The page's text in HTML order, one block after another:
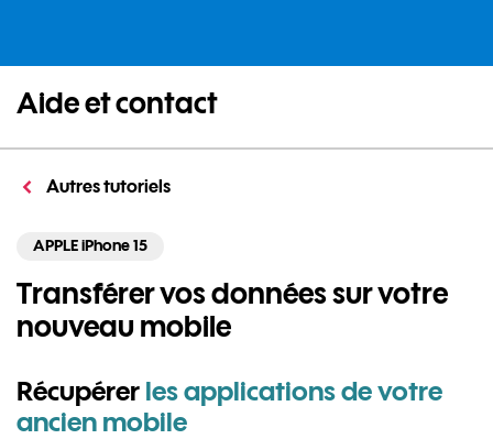
Aide et contact
Autres tutoriels
APPLE iPhone 15
Transférer vos données sur votre
nouveau mobile
Récupérer les applications de votre
ancien mobile